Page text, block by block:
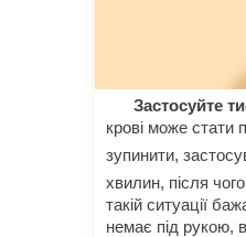
Застосуйте
крові може стати
зупинити,
хвилин, після
такій ситуації
немає під рукою,